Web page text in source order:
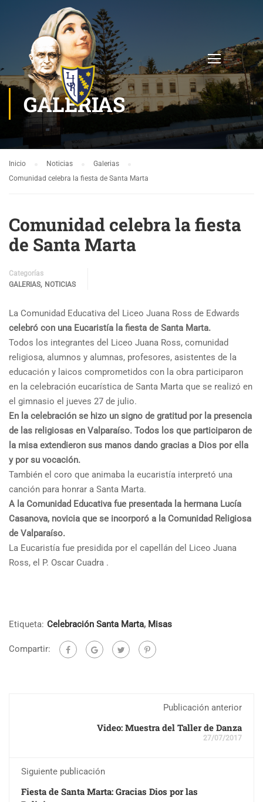
GALERIAS
Inicio Noticias
Galerias
Comunidad celebra la fiesta de Santa Marta
Comunidad celebra la fiesta
de Santa Marta
Categorías
GALERIAS, NOTICIAS
La Comunidad Educativa del Liceo Juana Ross de Edwards
celebró con una Eucaristía la fiesta de Santa Marta.
Todos los integrantes del Liceo Juana Ross, comunidad
religiosa, alumnos y alumnas, profesores, asistentes de la
educación y laicos comprometidos con la obra participaron
en la celebración eucarística de Santa Marta que se realizó en
el gimnasio el jueves 27 de julio.
En la celebración se hizo un signo de gratitud por la presencia
de las religiosas en Valparaíso. Todos los que participaron de
la misa extendieron sus manos dando gracias a Dios por ella
y por su vocación.
También el coro que animaba la eucaristía interpretó una
canción para honrar a Santa Marta.
A la Comunidad Educativa fue presentada la hermana Lucía
Casanova, novicia que se incorporó a la Comunidad Religiosa
de Valparaíso.
La Eucaristía fue presidida por el capellán del Liceo Juana
Ross, el P. Oscar Cuadra .
Etiqueta: Celebración Santa Marta, Misas
Compartir:
Publicación anterior
Video: Muestra del Taller de Danza
27/07/2017
Siguiente publicación
Fiesta de Santa Marta: Gracias Dios por las